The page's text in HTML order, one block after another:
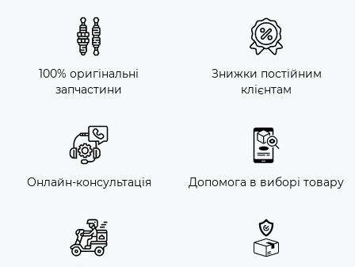
100% оригінальні
запчастини
Знижки постійним
клієнтам
Онлайн-консультація Допомога в виборі товару